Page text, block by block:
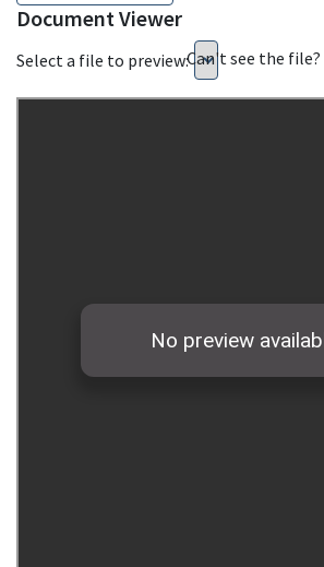
Document Viewer
Select a file to preview:Can't see the